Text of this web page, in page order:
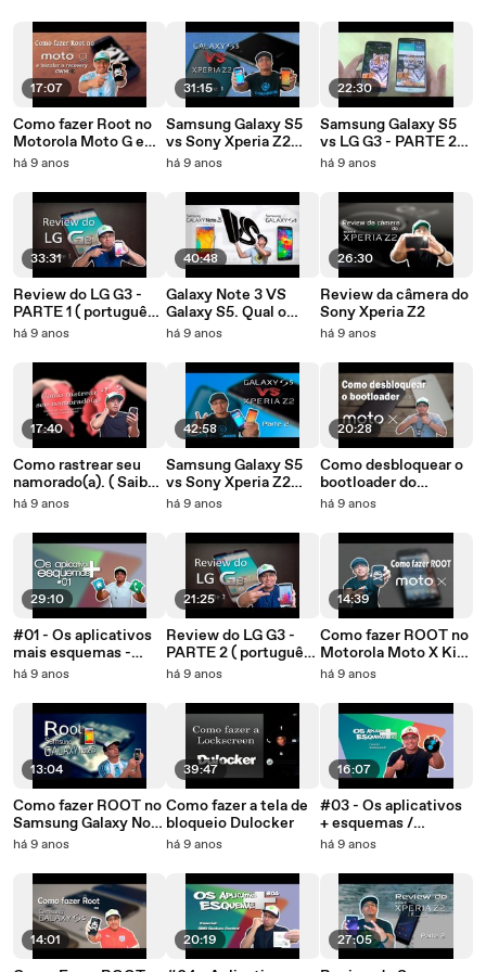
gente mostrou
17:07
Como fazer Root no
Motorola Moto G e
instalar o recovery
há 9 anos
33:31
Review do LG G3 -
PARTE 1 ( português)
D855P
há 9 anos
17:40
Como rastrear seu
namorado(a). ( Saiba
onde seu parceiro
fazendo).
há 9 anos
29:10
#01 - Os aplicativos
mais esquemas -
(personalização)
há 9 anos
13:04
Como fazer ROOT no
Samsung Galaxy Note
3, Note 3 NEO e todas
há 9 anos
14:01
31:15
Samsung Galaxy S5
vs Sony Xperia Z2
(Comparativo)
há 9 anos
40:48
Galaxy Note 3 VS
Galaxy S5. Qual o
melhor? qual
há 9 anos
42:58
Samsung Galaxy S5
vs Sony Xperia Z2
(Comparativo)
há 9 anos
21:25
Review do LG G3 -
PARTE 2 ( português)
D855P
há 9 anos
39:47
Como fazer a tela de
bloqueio Dulocker
há 9 anos
20:19
22:30
Samsung Galaxy S5
vs LG G3 - PARTE 2
(Comparativo)
há 9 anos
26:30
Review da câmera do
Sony Xperia Z2
há 9 anos
20:28
Como desbloquear o
bootloader do
Motorola Moto X.
há 9 anos
14:39
Como fazer ROOT no
Motorola Moto X Kit
Kat e Lollipop
há 9 anos
16:07
#03 - Os aplicativos
+ esquemas /
Especial Swipepad
há 9 anos
27:05